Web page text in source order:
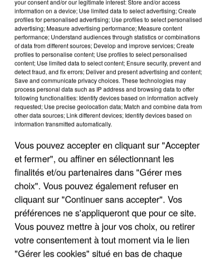
APRÈS TOUTES CES CANICULES, LES REFUGES
your consent and/or our legitimate interest: Store and/or access
information on a device; Use limited data to select advertising; Create
profiles for personalised advertising; Use profiles to select personalised
advertising; Measure advertising performance; Measure content
performance; Understand audiences through statistics or combinations
of data from different sources; Develop and improve services; Create
profiles to personalise content; Use profiles to select personalised
content; Use limited data to select content; Ensure security, prevent and
detect fraud, and fix errors; Deliver and present advertising and content;
Save and communicate privacy choices. These technologies may
process personal data such as IP address and browsing data to offer
following functionalities: Identify devices based on information actively
requested; Use precise geolocation data; Match and combine data from
other data sources; Link different devices; Identify devices based on
information transmitted automatically.
Vous pouvez accepter en cliquant sur "Accepter
et fermer", ou affiner en sélectionnant les
finalités et/ou partenaires dans "Gérer mes
choix". Vous pouvez également refuser en
cliquant sur "Continuer sans accepter". Vos
préférences ne s'appliqueront que pour ce site.
Vous pouvez mettre à jour vos choix, ou retirer
votre consentement à tout moment via le lien
"Gérer les cookies" situé en bas de chaque